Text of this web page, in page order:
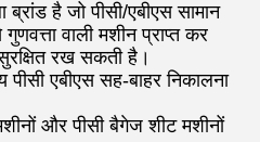
है जो पीसी/एबीएस सामान
वाली मशीन प्राप्त कर
रख सकती है।
पीसी एबीएस सह-बाहर निकालना
और पीसी बैगेज शीट मशीनों